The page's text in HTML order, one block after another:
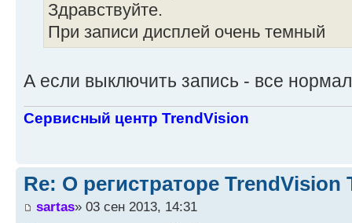
Здравствуйте.
При записи дисплей очень темный
А если выключить запись - все
Сервисный центр TrendVision
Re: О регистраторе TrendVision
sartas» 03 сен 2013, 14:31